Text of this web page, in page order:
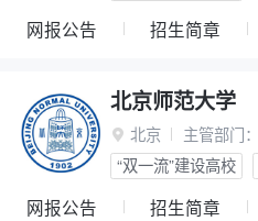
网报公告 招生简章
北京师范大学
 北京 主管部门：
“双一流”建设高校
网报公告 招生简章